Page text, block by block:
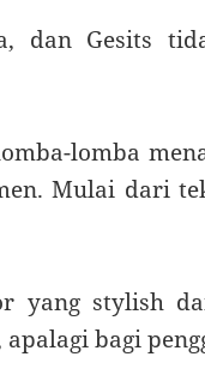
dan Gesits
lomba
Mulai dari
yang stylish
bagi